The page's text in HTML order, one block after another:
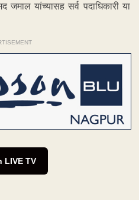
जमाल यांच्यासह सर्व पदाधिकारी या
LIVE TV